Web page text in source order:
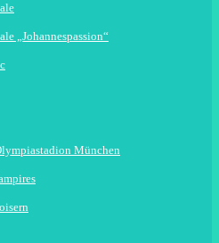
„Johannespassion“
München